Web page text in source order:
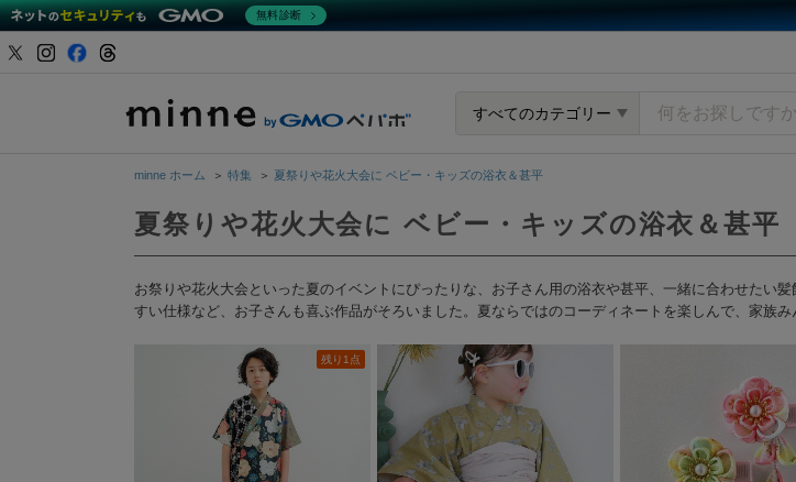
すべてのカテゴリー
minne ホーム ＞ 特集 ＞ 夏祭りや花火大会に ベビー・キッズの浴衣＆甚平
夏祭りや花火大会に ベビー・キッズの浴衣＆甚平
お祭りや花火大会といった夏のイベントにぴったりな、お子さん用の浴衣や甚平、一緒に合わせたい
すい仕様など、お子さんも喜ぶ作品がそろいました。夏ならではのコーディネートを楽しんで、家族み
残り1点
無料診断